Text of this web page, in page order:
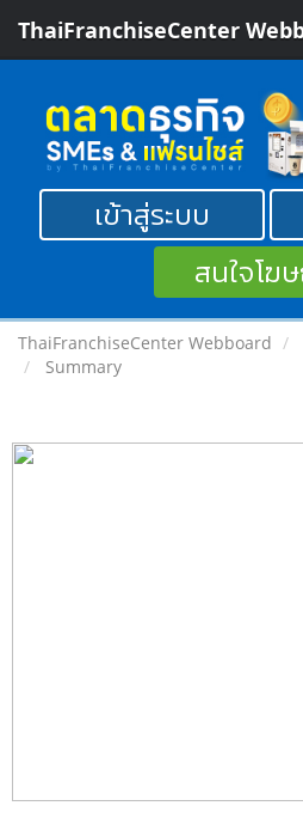
ThaiFranchiseCenter
เข้าสู่ระบบ
สนใจโฆ
ThaiFranchiseCenter Webboard
Summary